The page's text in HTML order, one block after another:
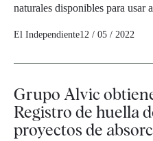
naturales disponibles para
El Independiente12 / 05 / 2022
Grupo Alvic
Registro de huella
proyectos de